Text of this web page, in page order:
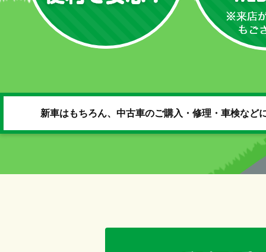
新車はもちろん、中古車のご購入・修理・車検な